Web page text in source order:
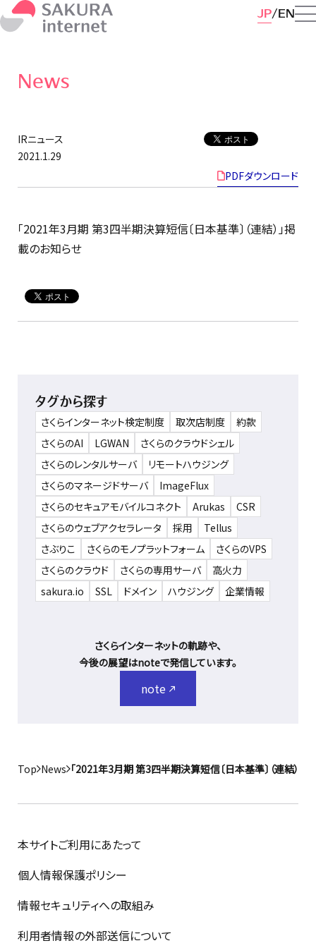
JP EN
News
IRニュース
2021.1.29
PDFダウンロード
「2021年3月期 第3四半期決算短信〔日本基準〕（連結）」掲
載のお知らせ
タグから探す
さくらインターネット検定制度 取次店制度
約款
さくらのAI
LGWAN
さくらのクラウドシェル
さくらのレンタルサーバ
リモートハウジング
さくらのマネージドサーバ
ImageFlux
さくらのセキュアモバイルコネクト
Arukas
CSR
さくらのウェブアクセラレータ
採用
Tellus
さぶりこ
さくらのモノプラットフォーム
さくらのVPS
さくらのクラウド
さくらの専用サーバ
高火力
sakura.io
SSL ドメイン ハウジング 企業情報
さくらインターネットの軌跡や、
今後の展望はnoteで発信しています。
note
Top News 「2021年3月期 第3四半期決算短信〔日本基準〕（連結）」
本サイトご利用にあたって
個人情報保護ポリシー
情報セキュリティへの取組み
利用者情報の外部送信について